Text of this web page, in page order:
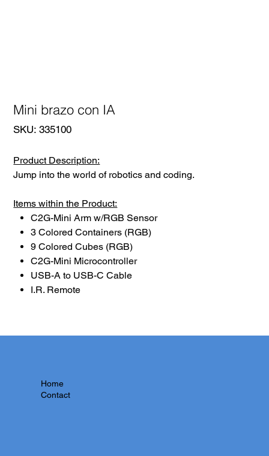
Mini brazo con IA
SKU: SKU
335100
335100
Product Description:
Jump into the world of robotics and coding.
Items within the Product:
C2G-Mini Arm w/RGB Sensor
3 Colored Containers (RGB)
9 Colored Cubes (RGB)
C2G-Mini Microcontroller
USB-A to USB-C Cable
I.R. Remote
Home
Contact